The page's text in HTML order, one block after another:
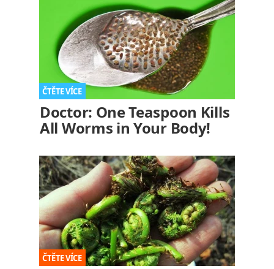
Doctor: One Teaspoon Kills
All Worms in Your Body!